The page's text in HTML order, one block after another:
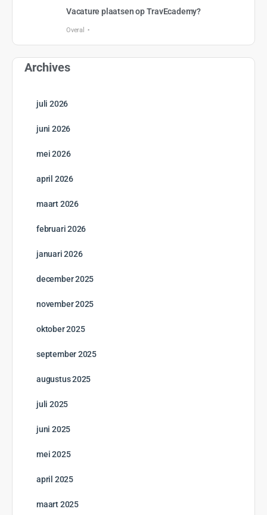
Vacature plaatsen op TravEcademy?
Overal
Archives
juli 2026
juni 2026
mei 2026
april 2026
maart 2026
februari 2026
januari 2026
december 2025
november 2025
oktober 2025
september 2025
augustus 2025
juli 2025
juni 2025
mei 2025
april 2025
maart 2025